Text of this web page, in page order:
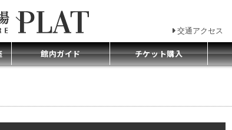
交通アクセス
館内ガイド チケット購入